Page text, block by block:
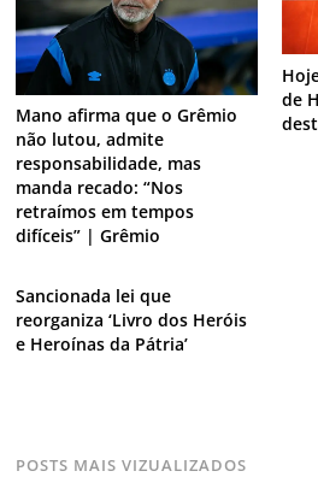
Mano afirma que o Grêmio
não lutou, admite
responsabilidade, mas
manda recado: “Nos
retraímos em tempos
difíceis” | Grêmio
de
Sancionada lei que
reorganiza ‘Livro dos Heróis
e Heroínas da Pátria’
POSTS MAIS VIZUALIZADOS